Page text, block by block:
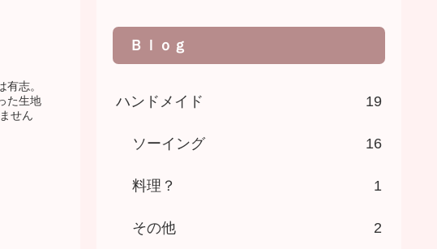
志。
た生地
せん
Ｂｌｏｇ
ハンドメイド 19
ソーイング 16
料理？ 1
その他 2